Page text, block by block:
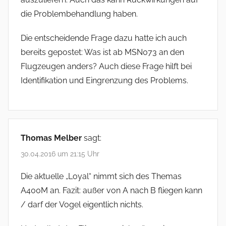
die Problembehandlung haben.
Die entscheidende Frage dazu hatte ich auch
bereits gepostet: Was ist ab MSN073 an den
Flugzeugen anders? Auch diese Frage hilft bei
Identifikation und Eingrenzung des Problems.
Thomas Melber sagt:
30.04.2016 um 21:15 Uhr
Die aktuelle „Loyal“ nimmt sich des Themas
A400M an. Fazit: außer von A nach B fliegen kann
/ darf der Vogel eigentlich nichts.